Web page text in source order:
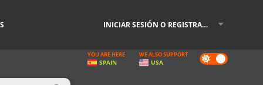
INICIAR SESIÓN O REGISTRARSE
Dark
mode
YOU ARE HERE
SPAIN
WE ALSO SUPPORT
USA